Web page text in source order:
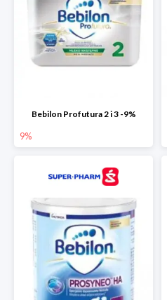
Bebilon Profutura 2 i 3 -9%
9%